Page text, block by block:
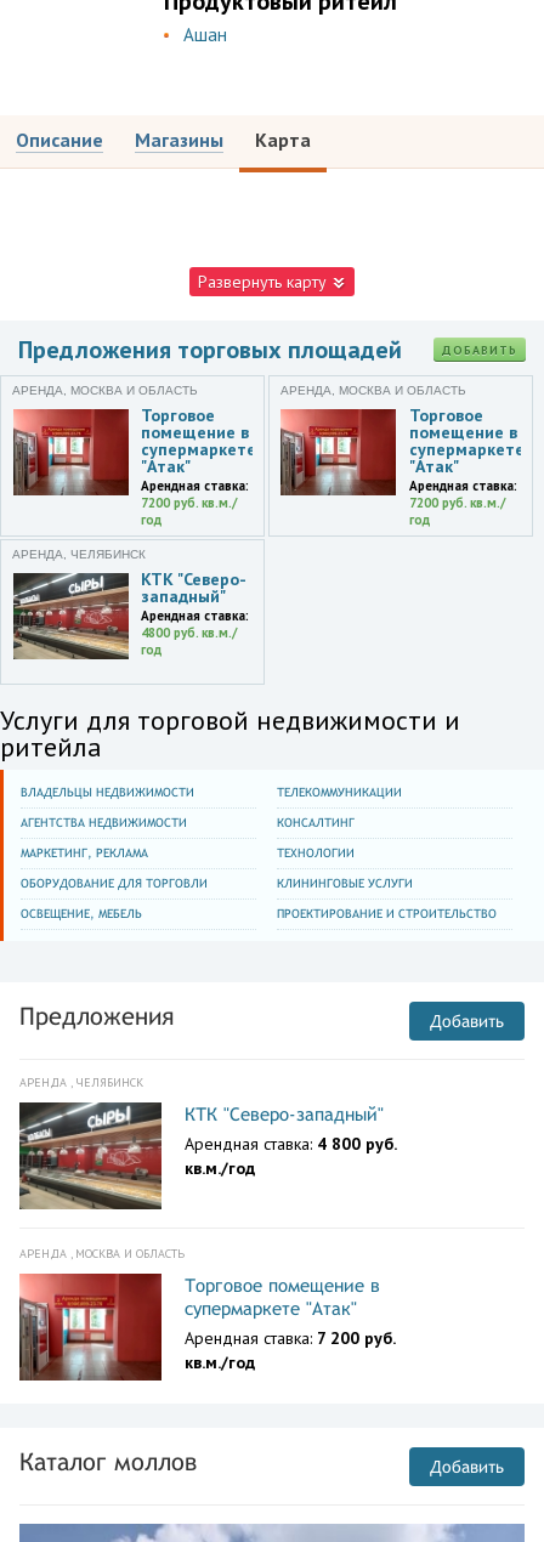
Ашан
Описание Магазины Карта
Развернуть карту
ДОБАВИТЬ
Предложения торговых площадей
АРЕНДА, МОСКВА И ОБЛАСТЬ
Торговое
помещение в
супермаркете
"Атак"
Арендная ставка:
7200 руб. кв.м./
год
АРЕНДА, МОСКВА И ОБЛАСТЬ
Торговое
помещение в
супермаркете
"Атак"
Арендная ставка:
7200 руб. кв.м./
год
АРЕНДА, ЧЕЛЯБИНСК
КТК "Северо-
западный"
Арендная ставка:
4800 руб. кв.м./
год
Услуги для торговой недвижимости и
ритейла
ВЛАДЕЛЬЦЫ НЕДВИЖИМОСТИ ТЕЛЕКОММУНИКАЦИИ
АГЕНТСТВА НЕДВИЖИМОСТИ КОНСАЛТИНГ
МАРКЕТИНГ, РЕКЛАМА ТЕХНОЛОГИИ
ОБОРУДОВАНИЕ ДЛЯ ТОРГОВЛИ КЛИНИНГОВЫЕ УСЛУГИ
ОСВЕЩЕНИЕ, МЕБЕЛЬ ПРОЕКТИРОВАНИЕ И СТРОИТЕЛЬСТВО
Предложения Добавить
АРЕНДА , ЧЕЛЯБИНСК
КТК "Северо-западный"
Арендная ставка: 4 800 руб.
кв.м./год
АРЕНДА , МОСКВА И ОБЛАСТЬ
Торговое помещение в
супермаркете "Атак"
Арендная ставка: 7 200 руб.
кв.м./год
Каталог моллов Добавить